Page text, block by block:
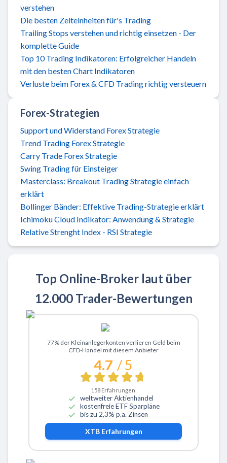
verstehen
Die besten Zeiteinheiten für's Trading
Trailing Stops verstehen und richtig einsetzen - Der
komplette Guide
Top 10 Trading Indikatoren: Erfolgreicher Handeln
mit den besten Chart Indikatoren
Verluste beim Forex & CFD Trading richtig versteuern
Forex-Strategien
Support und Widerstand Forex Strategie
Trend Trading Forex Strategie
Carry Trade Forex Strategie
Swing Trading für Einsteiger
Masterclass: Breakout Trading Strategie einfach
erklärt
Bollinger Bänder: Effektive Trading-Strategie erklärt
Ichimoku Cloud Indikator: Anwendung & Strategie
Relative Strenght Index - RSI Strategie
Top Online-Broker laut über
12.000 Trader-Bewertungen
Zu XTB
77% der Kleinanlegerkonten verlieren Geld beim
CFD-Handel mit diesem Anbieter
4.7 / 5
158 Erfahrungen
weltweiter Aktienhandel
kostenfreie ETF Sparpläne
bis zu 2,3% p.a. Zinsen
XTBErfahrungen